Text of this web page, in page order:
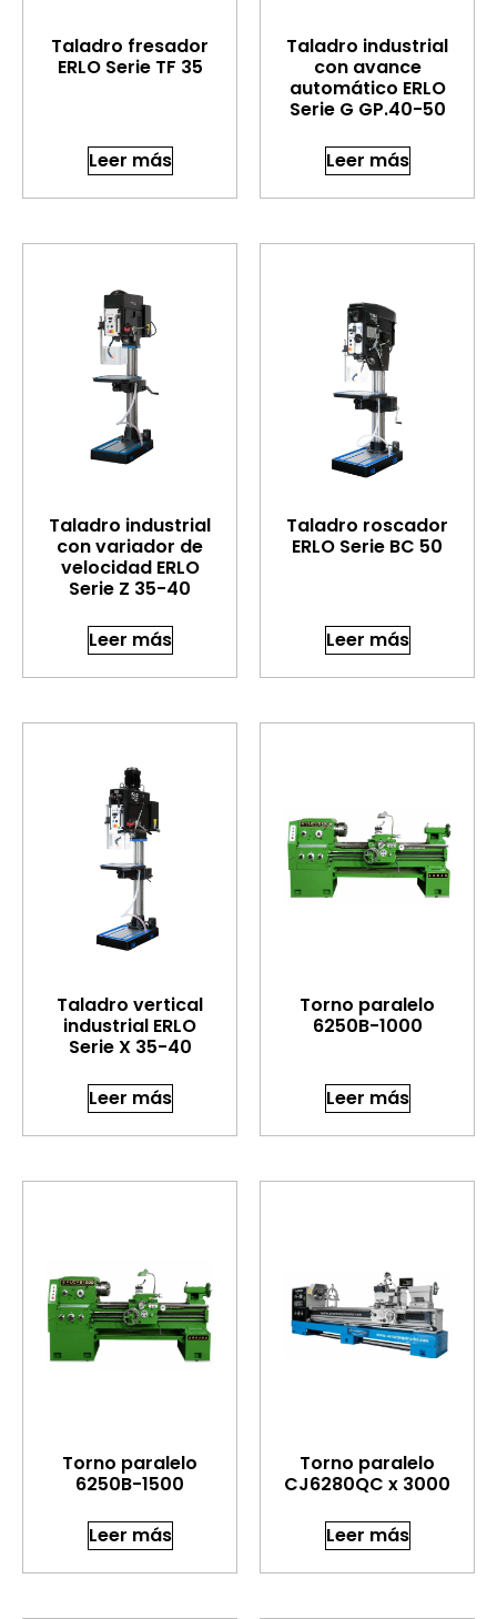
Taladro fresador
ERLO Serie TF 35
Leer más
Taladro industrial
con avance
automático ERLO
Serie G GP.40-50
Leer más
Taladro industrial
con variador de
velocidad ERLO
Serie Z 35-40
Leer más
Taladro roscador
ERLO Serie BC 50
Leer más
Taladro vertical
industrial ERLO
Serie X 35-40
Leer más
Torno paralelo
6250B-1000
Leer más
Torno paralelo
6250B-1500
Leer más
Torno paralelo
CJ6280QC x 3000
Leer más